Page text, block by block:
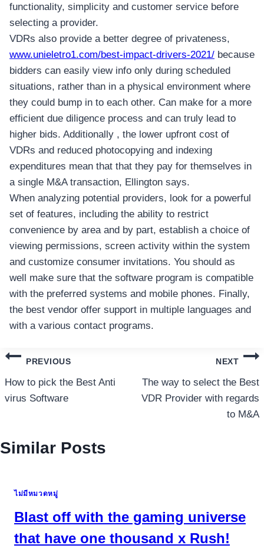
functionality, simplicity and customer service before
selecting a provider.
VDRs also provide a better degree of privateness,
www.unieletro1.com/best-impact-drivers-2021/ because
bidders can easily view info only during scheduled
situations, rather than in a physical environment where
they could bump in to each other. Can make for a more
efficient due diligence process and can truly lead to
higher bids. Additionally , the lower upfront cost of
VDRs and reduced photocopying and indexing
expenditures mean that that they pay for themselves in
a single M&A transaction, Ellington says.
When analyzing potential providers, look for a powerful
set of features, including the ability to restrict
convenience by area and by part, establish a choice of
viewing permissions, screen activity within the system
and customize consumer invitations. You should as
well make sure that the software program is compatible
with the preferred systems and mobile phones. Finally,
the best vendor offer support in multiple languages and
with a various contact programs.
แนะแนว
เรื่อง
PREVIOUS
How to pick the Best Anti
virus Software
NEXT
The way to select the Best
VDR Provider with regards
to M&A
Similar Posts
ไม่มีหมวดหมู่
Blast off with the gaming universe
that have one thousand x Rush!